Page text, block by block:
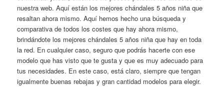
nuestra web. Aquí están los mejores chándales 5 años niña que
resaltan ahora mismo. Aquí hemos hecho una búsqueda y
comparativa de todos los costes que hay ahora mismo,
brindándote los mejores chándales 5 años niña que hay en toda
la red. En cualquier caso, seguro que podrás hacerte con ese
modelo que has visto que te gusta y que es muy adecuado para
tus necesidades. En este caso, está claro, siempre que tengan
igualmente buenas rebajas y gran cantidad modelos para elegir.